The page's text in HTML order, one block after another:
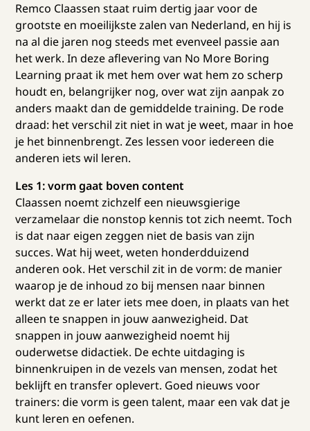
Remco Claassen staat ruim dertig jaar voor de
grootste en moeilijkste zalen van Nederland, en hij is
na al die jaren nog steeds met evenveel passie aan
het werk. In deze aflevering van No More Boring
Learning praat ik met hem over wat hem zo scherp
houdt en, belangrijker nog, over wat zijn aanpak zo
anders maakt dan de gemiddelde training. De rode
draad: het verschil zit niet in wat je weet, maar in hoe
je het binnenbrengt. Zes lessen voor iedereen die
anderen iets wil leren.
Les 1: vorm gaat boven content
Claassen noemt zichzelf een nieuwsgierige
verzamelaar die nonstop kennis tot zich neemt. Toch
is dat naar eigen zeggen niet de basis van zijn
succes. Wat hij weet, weten honderdduizend
anderen ook. Het verschil zit in de vorm: de manier
waarop je de inhoud zo bij mensen naar binnen
werkt dat ze er later iets mee doen, in plaats van het
alleen te snappen in jouw aanwezigheid. Dat
snappen in jouw aanwezigheid noemt hij
ouderwetse didactiek. De echte uitdaging is
binnenkruipen in de vezels van mensen, zodat het
beklijft en transfer oplevert. Goed nieuws voor
trainers: die vorm is geen talent, maar een vak dat je
kunt leren en oefenen.